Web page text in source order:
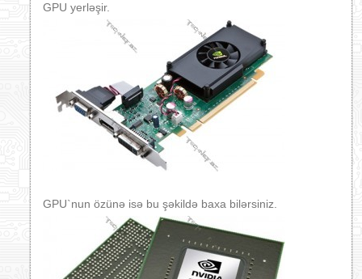
GPU yerləşir.
GPU`nun özünə isə bu şəkildə baxa bilərsiniz.